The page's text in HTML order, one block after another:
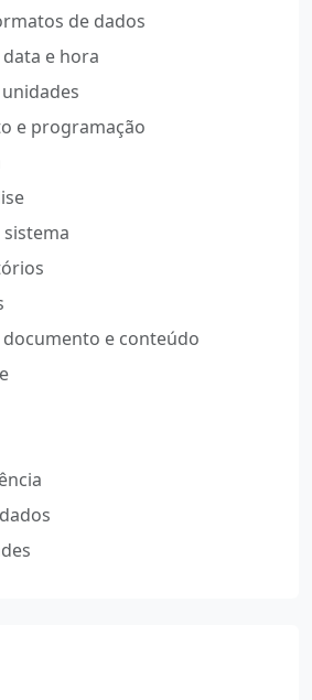
de dados
e hora
e programação
e conteúdo